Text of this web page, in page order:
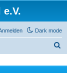
Dark mode